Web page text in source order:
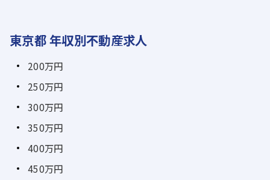
東京都 年収別不動産求人
200万円
250万円
300万円
350万円
400万円
450万円